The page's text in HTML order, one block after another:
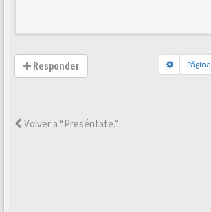
Responder Página
Volver a “Preséntate.”